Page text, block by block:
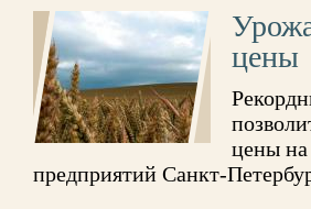
цены
цены
предприятий Санкт-